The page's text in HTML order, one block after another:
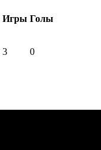
Игры Голы
3 0